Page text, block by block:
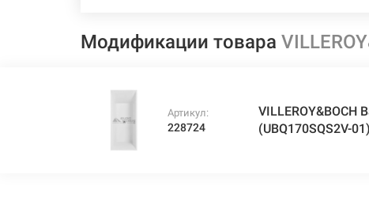
Модификации товара
Артикул:
228724
VILLEROY&BOCH
(UBQ170SQS2V-01)